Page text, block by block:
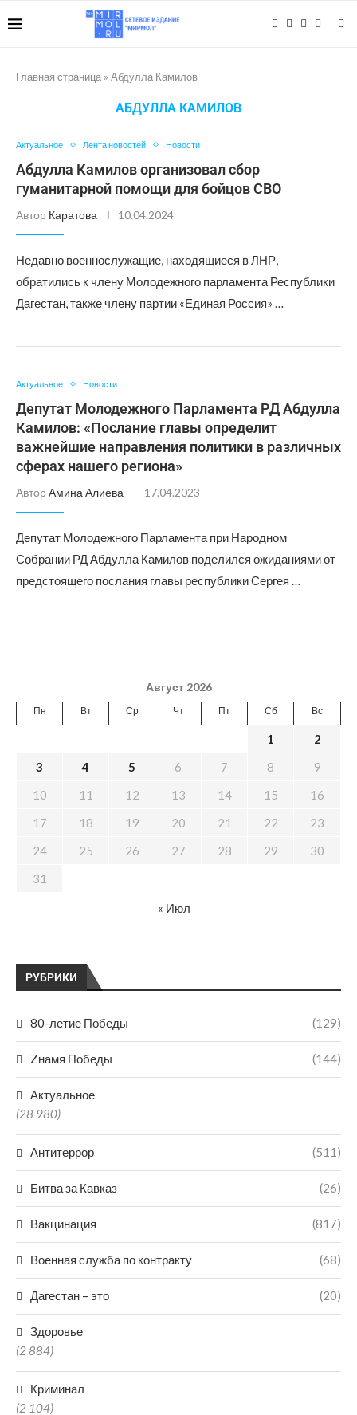
Главная страница » Абдулла Камилов
АБДУЛЛА КАМИЛОВ
Актуальное Лента новостей Новости
Абдулла Камилов организовал сбор
гуманитарной помощи для бойцов СВО
Автор Каратова 10.04.2024
Недавно военнослужащие, находящиеся в ЛНР,
обратились к члену Молодежного парламента Республики
Дагестан, также члену партии «Единая Россия» …
Актуальное Новости
Депутат Молодежного Парламента РД Абдулла
Камилов: «Послание главы определит
важнейшие направления политики в различных
сферах нашего региона»
Автор Амина Алиева 17.04.2023
Депутат Молодежного Парламента при Народном
Собрании РД Абдулла Камилов поделился ожиданиями от
предстоящего послания главы республики Сергея …
РУБРИКИ
80-летие Победы (129)
Zнамя Победы (144)
Актуальное
(28 980)
Антитеррор (511)
Битва за Кавказ (26)
Вакцинация (817)
Военная служба по контракту (68)
Дагестан – это (20)
Здоровье
(2 884)
Криминал
(2 104)
Август 2026
Пн Вт Ср Чт Пт Сб Вс
1
2
3
4 5 6 7 8
9
10
11 12 13 14 15
16
17
18 19 20 21 22
23
24
25 26 27 28 29
30
31
« Июл